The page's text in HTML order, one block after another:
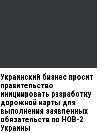
Украинский бизнес просит
правительство
инициировать разработку
дорожной карты для
выполнения заявленных
обязательств по НОВ-2
Украины